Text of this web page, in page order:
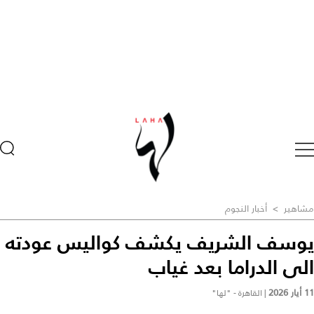
مشاهير > أخبار النجوم
يوسف الشريف يكشف كواليس عودته
الى الدراما بعد غياب
11 أيار 2026 | القاهرة - "لها"